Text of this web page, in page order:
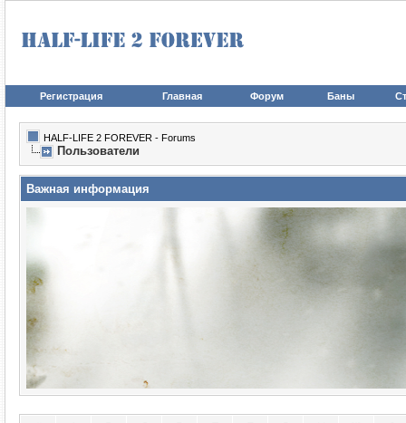
Регистрация Главная Форум Баны
HALF-LIFE 2 FOREVER - Forums
Пользователи
Важная информация